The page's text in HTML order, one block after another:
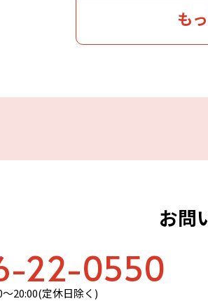
も
お問
22-0550
20:00(定休日除く)